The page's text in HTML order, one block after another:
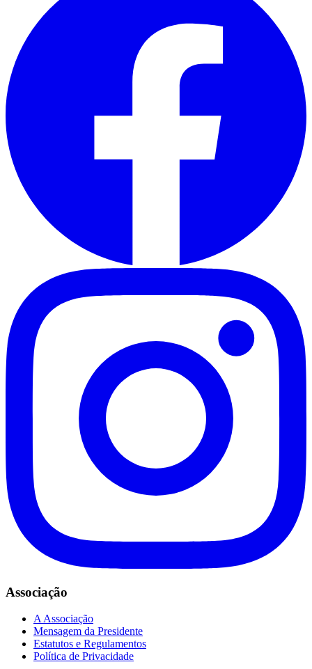
Associação
A Associação
Mensagem da Presidente
Estatutos e Regulamentos
Política de Privacidade